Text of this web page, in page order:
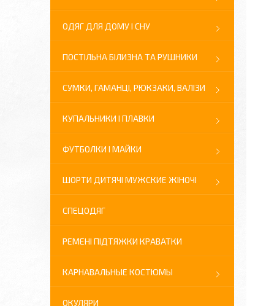
ОДЯГ ДЛЯ ДОМУ І СНУ
ПОСТІЛЬНА БІЛИЗНА ТА РУШНИКИ
СУМКИ, ГАМАНЦІ, РЮКЗАКИ, ВАЛІЗИ
КУПАЛЬНИКИ І ПЛАВКИ
ФУТБОЛКИ І МАЙКИ
ШОРТИ ДИТЯЧІ МУЖСКИЕ ЖІНОЧІ
СПЕЦОДЯГ
РЕМЕНІ ПІДТЯЖКИ КРАВАТКИ
КАРНАВАЛЬНЫЕ КОСТЮМЫ
ОКУЛЯРИ